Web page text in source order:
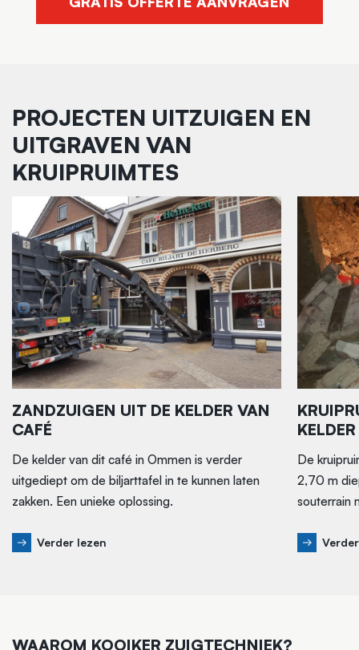
PROJECTEN UITZUIGEN EN
UITGRAVEN VAN
KRUIPRUIMTES
ZANDZUIGEN UIT DE KELDER VAN
CAFÉ
De kelder van dit café in Ommen is verder
uitgediept om de biljarttafel in te kunnen laten
zakken. Een unieke oplossing.
Verder lezen
KELDER
De
2,70 m
souterrain
WAAROM KOOIKER ZUIGTECHNIEK?